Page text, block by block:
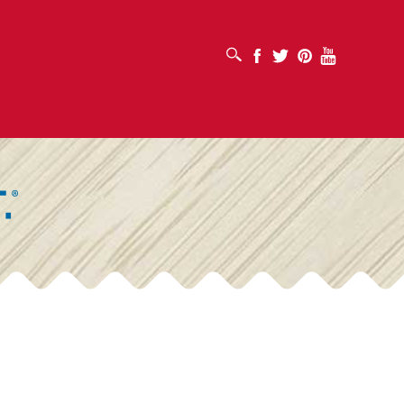
打开搜索框 Facebook
Twitter PinterestYoutube